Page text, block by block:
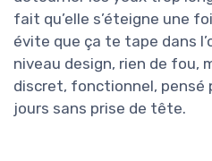
fait qu’elle s’éteigne une
évite que ça te tape dans
niveau design, rien de fou,
discret, fonctionnel, pensé
jours sans prise de tête.